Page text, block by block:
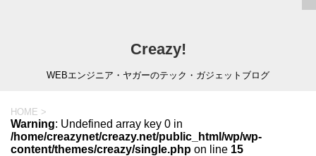
Creazy!
WEBエンジニア・ヤガーのテック・ガジェットブログ
HOME >
Warning: Undefined array key 0 in
/home/creazynet/creazy.net/public_html/wp/wp-
content/themes/creazy/single.php on line 15